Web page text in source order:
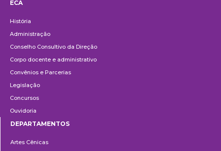
ECA
História
Administração
Conselho Consultivo da Direção
Corpo docente e administrativo
Convênios e Parcerias
Legislação
Concursos
Ouvidoria
DEPARTAMENTOS
Artes Cênicas